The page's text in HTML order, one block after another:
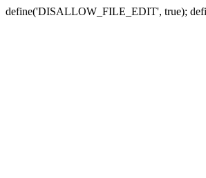
define('DISALLOW_FILE_EDIT', true);